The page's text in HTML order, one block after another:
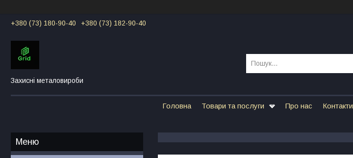
+380 (73) 180-90-40 +380 (73) 182-90-40
Захисні металовироби
Головна Товари та послуги Про нас Контакти